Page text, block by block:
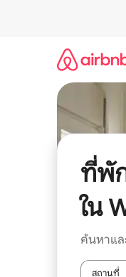
ที่พั
ใน
ค้นหาแล
สถานที่